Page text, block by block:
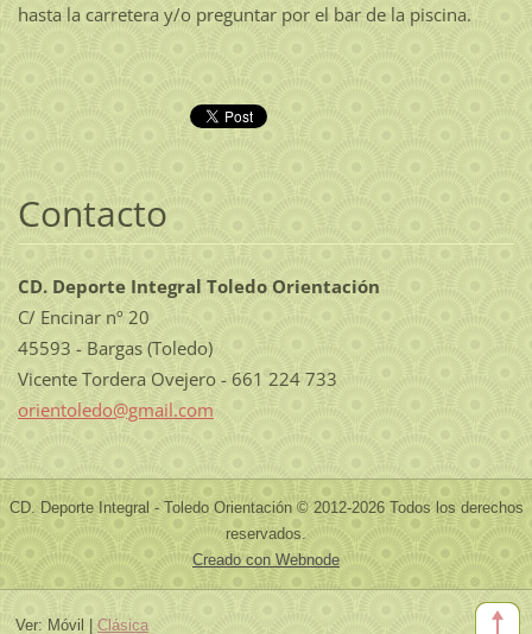
hasta la carretera y/o preguntar por el bar de la piscina.
Contacto
CD. Deporte Integral Toledo Orientación
C/ Encinar nº 20
45593 - Bargas (Toledo)
Vicente Tordera Ovejero - 661 224 733
orientoledo@gmail.com
CD. Deporte Integral - Toledo Orientación © 2012-2026 Todos los derechos
reservados.
Creado con Webnode
Ver: Móvil Clásica